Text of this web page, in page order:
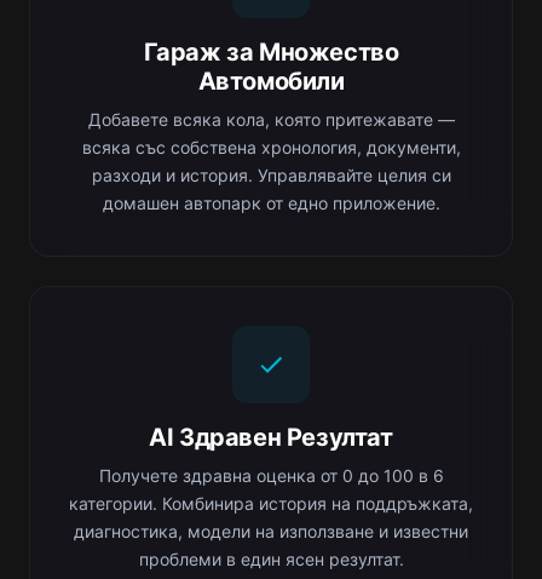
Гараж за Множество
Автомобили
Добавете всяка кола, която притежавате —
всяка със собствена хронология, документи,
разходи и история. Управлявайте целия си
домашен автопарк от едно приложение.
AI Здравен Резултат
Получете здравна оценка от 0 до 100 в 6
категории. Комбинира история на поддръжката,
диагностика, модели на използване и известни
проблеми в един ясен резултат.